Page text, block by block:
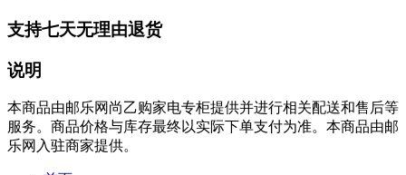
支持七天无理由退货
说明
本商品由邮乐网尚乙购家电专柜提供并进行相关配送和售后等
服务。商品价格与库存最终以实际下单支付为准。本商品由邮
乐网入驻商家提供。